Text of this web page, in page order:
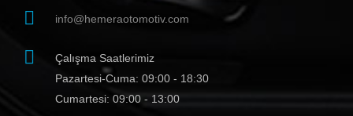
info@hemeraotomotiv.com
Çalışma Saatlerimiz
Pazartesi-Cuma: 09:00 - 18:30
Cumartesi: 09:00 - 13:00